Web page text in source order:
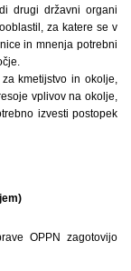
drugi državni organi
za katere se v
in mnenja potrebni
kmetijstvo in okolje,
vplivov na okolje,
izvesti postopek
OPPN zagotovijo